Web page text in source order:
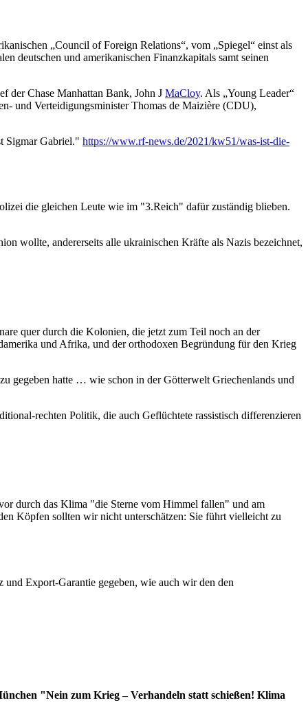
„Council of Foreign Relations“, vom „Spiegel“ einst als
deutschen und amerikanischen Finanzkapitals samt seinen
der Chase Manhattan Bank, John J MaCloy. Als „Young Leader“
und Verteidigungsminister Thomas de Maizière (CDU),
Sigmar Gabriel." https://www.rf-news.de/2021/kw51/was-ist-die-
die gleichen Leute wie im "3.Reich" dafür zuständig blieben.
wollte, andererseits alle ukrainischen Kräfte als Nazis bezeichnet,
quer durch die Kolonien, die jetzt zum Teil noch an der
und Afrika, und der orthodoxen Begründung für den Krieg
gegeben hatte … wie schon in der Götterwelt Griechenlands und
rechten Politik, die auch Geflüchtete rassistisch differenzieren
durch das Klima "die Sterne vom Himmel fallen" und am
Köpfen sollten wir nicht unterschätzen: Sie führt vielleicht zu
Export-Garantie gegeben, wie auch wir den den
"Nein zum Krieg – Verhandeln statt schießen! Klima